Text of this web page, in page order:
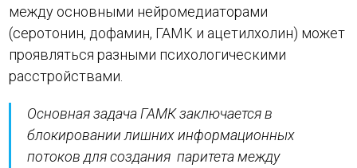
между основными нейромедиаторами
(серотонин, дофамин, ГАМК и ацетилхолин) может
проявляться разными психологическими
расстройствами.
Основная задача ГАМК заключается в
блокировании лишних информационных
потоков для создания паритета между